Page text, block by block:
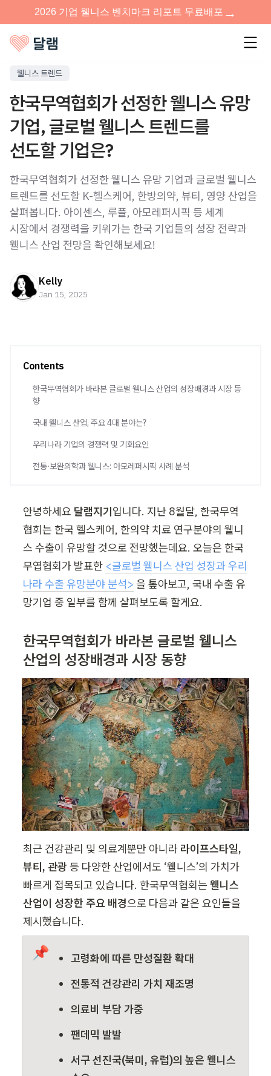
웰니스 트렌드
한국무역협회가 선정한 웰니스 유망
기업, 글로벌 웰니스 트렌드를
선도할 기업은?
한국무역협회가 선정한 웰니스 유망 기업과 글로벌 웰니스
트렌드를 선도할 K-헬스케어, 한방의약, 뷰티, 영양 산업을
살펴봅니다. 아이센스, 루플, 아모레퍼시픽 등 세계
시장에서 경쟁력을 키워가는 한국 기업들의 성장 전략과
웰니스 산업 전망을 확인해보세요!
Kelly
Jan 15, 2025
Contents
한국무역협회가 바라본 글로벌 웰니스 산업의 성장배경과 시장 동
향
국내 웰니스 산업, 주요 4대 분야는?
우리나라 기업의 경쟁력 및 기회요인
전통·보완의학과 웰니스: 아모레퍼시픽 사례 분석
안녕하세요 달램지기입니다. 지난 8월달, 한국무역
협회는 한국 헬스케어, 한의약 치료 연구분야의 웰니
스 수출이 유망할 것으로 전망했는데요. 오늘은 한국
무엽협회가 발표한 <글로벌 웰니스 산업 성장과 우리
나라 수출 유망분야 분석> 을 톺아보고, 국내 수출 유
망기업 중 일부를 함께 살펴보도록 할게요.
한국무역협회가 바라본 글로벌 웰니스
산업의 성장배경과 시장 동향
최근 건강관리 및 의료계뿐만 아니라 라이프스타일,
뷰티, 관광 등 다양한 산업에서도 ‘웰니스’의 가치가
빠르게 접목되고 있습니다. 한국무역협회는 웰니스
산업이 성장한 주요 배경으로 다음과 같은 요인들을
제시했습니다.
📌
고령화에 따른 만성질환 확대
전통적 건강관리 가치 재조명
의료비 부담 가중
팬데믹 발발
서구 선진국(북미, 유럽)의 높은 웰니스